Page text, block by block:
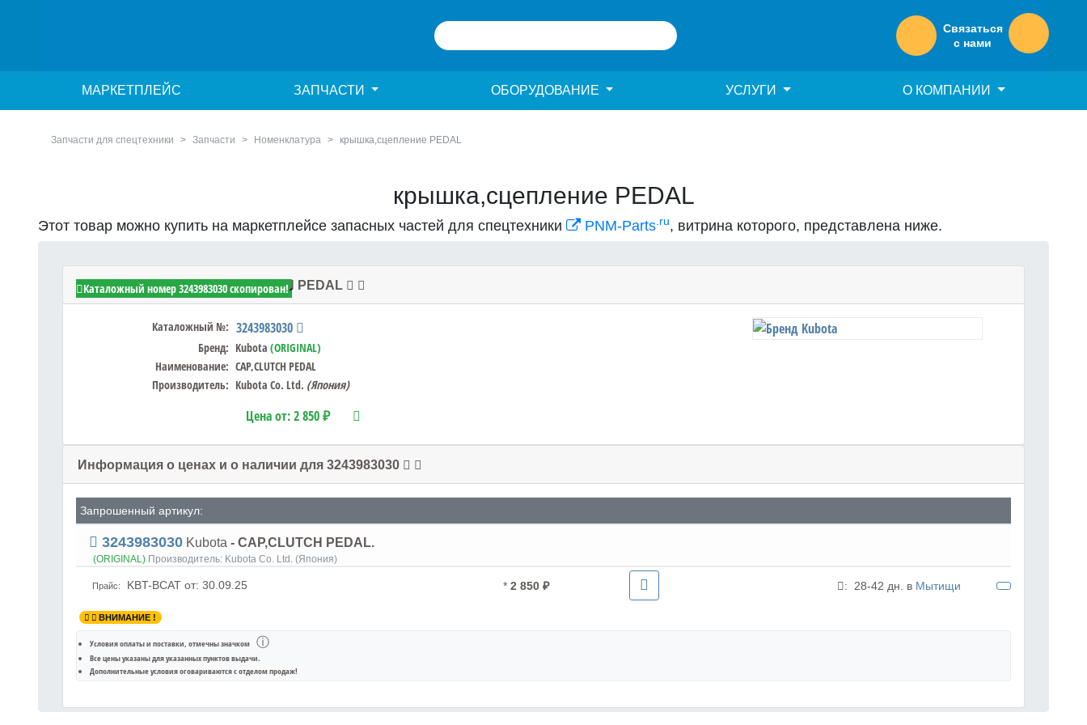
Связаться
с нами
МАРКЕТПЛЕЙС ЗАПЧАСТИ ОБОРУДОВАНИЕ УСЛУГИ О КОМПАНИИ
Запчасти для спецтехники Запчасти Номенклатура крышка,сцепление PEDAL
крышка,сцепление PEDAL
Этот товар можно купить на маркетплейсе запасных частей для спецтехники PNM-Parts.ru, витрина которого, представлена ниже.
Kubota 3243983030 - CAP,CLUTCH PEDAL
Каталожный №: 3243983030
Бренд: Kubota (ORIGINAL)
Наименование: CAP,CLUTCH PEDAL
Производитель: Kubota Co. Ltd. (Япония)
Цена от:2 850 ₽
Каталожный номер 3243983030 скопирован!
Информация о ценах и о наличии для 3243983030
Запрошенный артикул:
3243983030 Kubota - CAP,CLUTCH PEDAL.
(ORIGINAL)Производитель: Kubota Co. Ltd. (Япония)
Прайс: KBT-BCAT от: 30.09.25 * 2 850 ₽ : 28-42 дн. в Мытищи
ВНИМАНИЕ !
Условия оплаты и поставки , отмечны значком ⓘ
Все цены указаны дляуказанных пунктов выдачи.
Дополнительные условия оговариваются с отделом продаж!